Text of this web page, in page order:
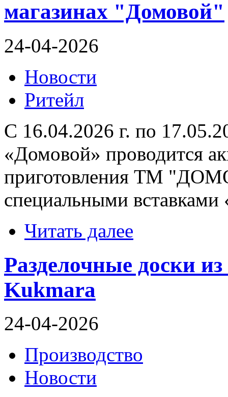
магазинах "Домовой"
24-04-2026
Новости
Ритейл
С 16.04.2026 г. по
«Домовой» проводится
приготовления ТМ
специальными вставками
Читать далее
Разделочные доски
Kukmara
24-04-2026
Производство
Новости